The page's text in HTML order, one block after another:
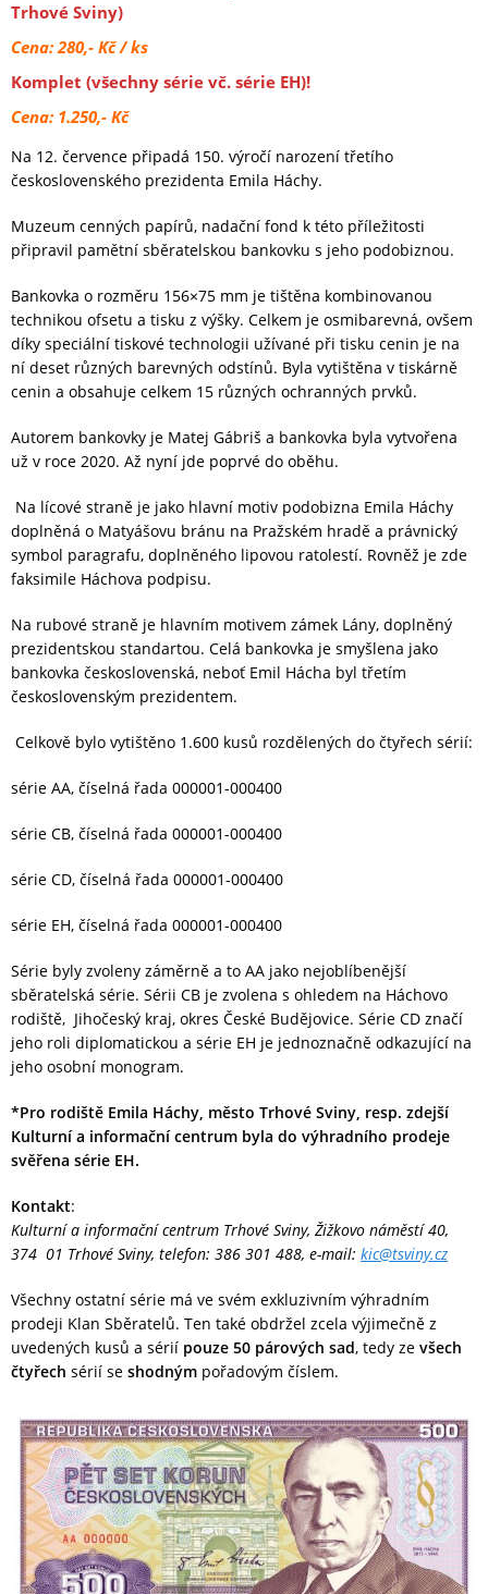
Trhové Sviny)
Cena: 280,- Kč / ks
Komplet (všechny série vč. série EH)!
Cena: 1.250,- Kč
Na 12. července připadá 150. výročí narození třetího
československého prezidenta Emila Háchy.
Muzeum cenných papírů, nadační fond k této příležitosti
připravil pamětní sběratelskou bankovku s jeho podobiznou.
Bankovka o rozměru 156×75 mm je tištěna kombinovanou
technikou ofsetu a tisku z výšky. Celkem je osmibarevná, ovšem
díky speciální tiskové technologii užívané při tisku cenin je na
ní deset různých barevných odstínů. Byla vytištěna v tiskárně
cenin a obsahuje celkem 15 různých ochranných prvků.
Autorem bankovky je Matej Gábriš a bankovka byla vytvořena
už v roce 2020. Až nyní jde poprvé do oběhu.
Na lícové straně je jako hlavní motiv podobizna Emila Háchy
doplněná o Matyášovu bránu na Pražském hradě a právnický
symbol paragrafu, doplněného lipovou ratolestí. Rovněž je zde
faksimile Háchova podpisu.
Na rubové straně je hlavním motivem zámek Lány, doplněný
prezidentskou standartou. Celá bankovka je smyšlena jako
bankovka československá, neboť Emil Hácha byl třetím
československým prezidentem.
Celkově bylo vytištěno 1.600 kusů rozdělených do čtyřech sérií:
série AA, číselná řada 000001-000400
série CB, číselná řada 000001-000400
série CD, číselná řada 000001-000400
série EH, číselná řada 000001-000400
Série byly zvoleny záměrně a to AA jako nejoblíbenější
sběratelská série. Sérii CB je zvolena s ohledem na Háchovo
rodiště, Jihočeský kraj, okres České Budějovice. Série CD značí
jeho roli diplomatickou a série EH je jednoznačně odkazující na
jeho osobní monogram.
*Pro rodiště Emila Háchy, město Trhové Sviny, resp. zdejší
Kulturní a informační centrum byla do výhradního prodeje
svěřena série EH.
Kontakt:
Kulturní a informační centrum Trhové Sviny, Žižkovo náměstí 40,
374 01 Trhové Sviny, telefon: 386 301 488, e-mail: kic@tsviny.cz
Všechny ostatní série má ve svém exkluzivním výhradním
prodeji Klan Sběratelů. Ten také obdržel zcela výjimečně z
uvedených kusů a sérií pouze 50 párových sad, tedy ze všech
čtyřech sérií se shodným pořadovým číslem.